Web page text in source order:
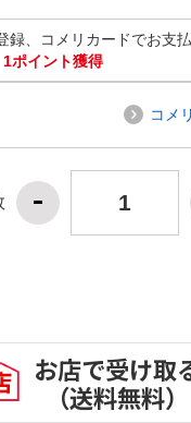
録、コメリカードでお支
1ポイント獲得
コメ
お店で受け取
（送料無料）